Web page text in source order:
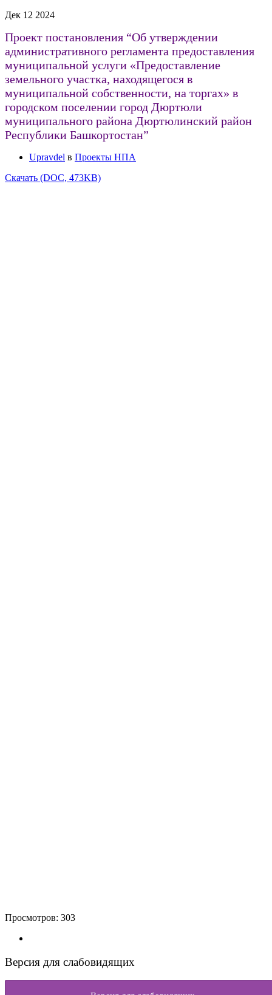
Дек 12 2024
Проект постановления “Об утверждении
административного регламента предоставления
муниципальной услуги «Предоставление
земельного участка, находящегося в
муниципальной собственности, на торгах» в
городском поселении город Дюртюли
муниципального района Дюртюлинский район
Республики Башкортостан”
Upravdel в Проекты НПА
Скачать (DOC, 473KB)
Просмотров: 303
Версия для слабовидящих